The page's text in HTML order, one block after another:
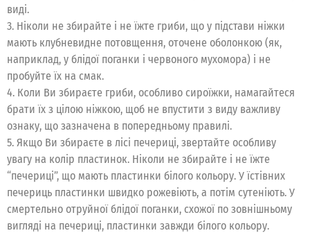
виді.
3. Ніколи не збирайте і не їжте гриби, що у підстави ніжки
мають клубневидне потовщення, оточене оболонкою (як,
наприклад, у блідої поганки і червоного мухомора) і не
пробуйте їх на смак.
4. Коли Ви збираєте гриби, особливо сироїжки, намагайтеся
брати їх з цілою ніжкою, щоб не впустити з виду важливу
ознаку, що зазначена в попередньому правилі.
5. Якщо Ви збираєте в лісі печериці, звертайте особливу
увагу на колір пластинок. Ніколи не збирайте і не їжте
“печериці”, що мають пластинки білого кольору. У їстівних
печериць пластинки швидко рожевіють, а потім сутеніють. У
смертельно отруйної блідої поганки, схожої по зовнішньому
вигляді на печериці, пластинки завжди білого кольору.